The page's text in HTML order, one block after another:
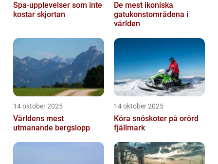
Spa-upplevelser som inte
kostar skjortan
De mest ikoniska
gatukonstområdena i
världen
14 oktober 2025
Världens mest
utmanande bergslopp
14 oktober 2025
Köra snöskoter på orörd
fjällmark